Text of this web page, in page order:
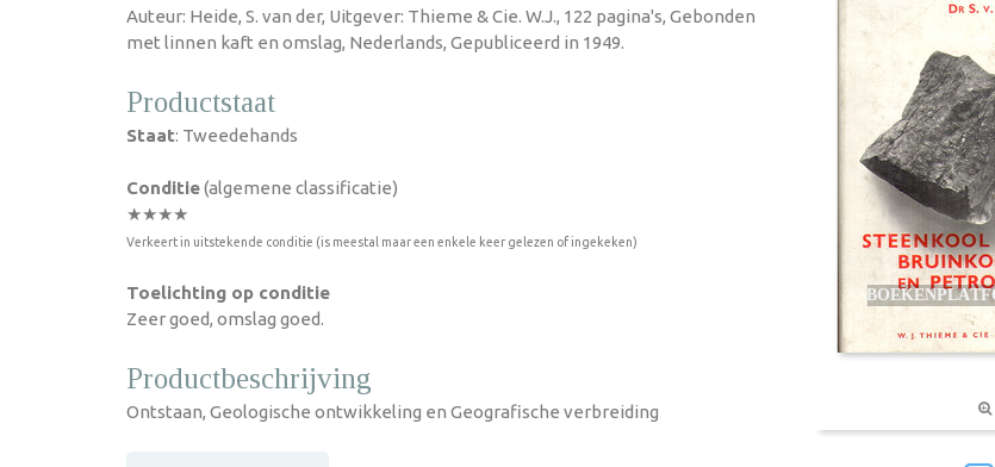
Auteur: Heide, S. van der, Uitgever: Thieme & Cie. W.J., 122 pagina's, Gebonden
met linnen kaft en omslag, Nederlands, Gepubliceerd in 1949.
Productstaat
Staat: Tweedehands
Conditie(algemene classificatie)
★★★★
Verkeert in uitstekende conditie (is meestal maar een enkele keer gelezen of ingekeken)
Toelichting op conditie
Zeer goed, omslag goed.
Productbeschrijving
Ontstaan, Geologische ontwikkeling en Geografische verbreiding